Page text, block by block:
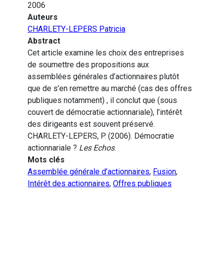
2006
Auteurs
CHARLETY-LEPERS Patricia
Abstract
Cet article examine les choix des entreprises
de soumettre des propositions aux
assemblées générales d’actionnaires plutôt
que de s’en remettre au marché (cas des offres
publiques notamment) , il conclut que (sous
couvert de démocratie actionnariale), l’intérêt
des dirigeants est souvent préservé.
CHARLETY-LEPERS, P. (2006). Démocratie
actionnariale ? Les Echos.
Mots clés
Assemblée générale d’actionnaires, Fusion,
Intérêt des actionnaires, Offres publiques